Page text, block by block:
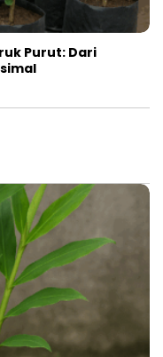
Purut: Dari